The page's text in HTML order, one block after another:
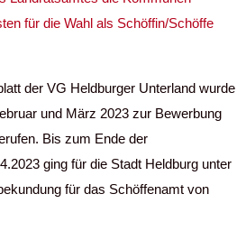
für die Wahl als Schöffin/Schöffe
der VG Heldburger Unterland wurde
und März 2023 zur Bewerbung
Bis zum Ende der
ging für die Stadt Heldburg unter
für das Schöffenamt von